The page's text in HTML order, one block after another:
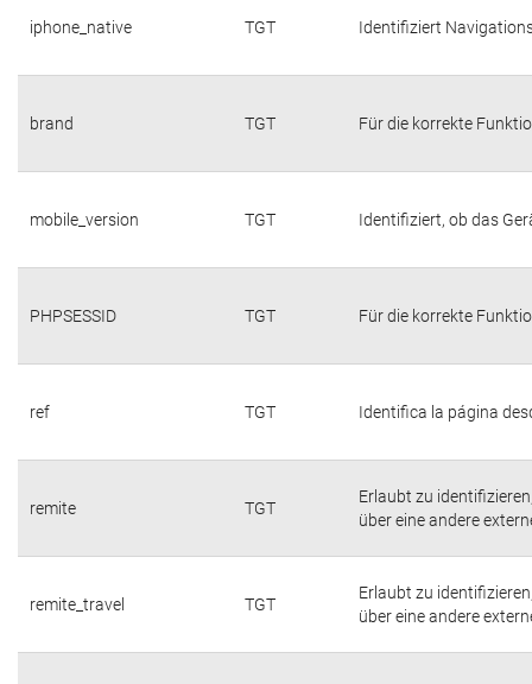
iphone_native TGT Identifiziert
brand TGT Für die korrekte
mobile_version TGT Identifiziert, ob das
PHPSESSID TGT Für die korrekte
ref TGT Identifica la página
remite TGT
Erlaubt zu
über eine andere
remite_travel TGT
Erlaubt zu
über eine andere